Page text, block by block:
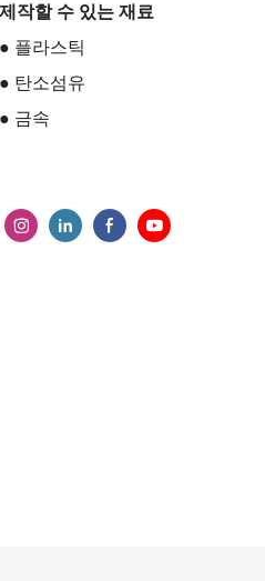
제작할 수 있는 재료
● 플라스틱
● 탄소섬유
● 금속